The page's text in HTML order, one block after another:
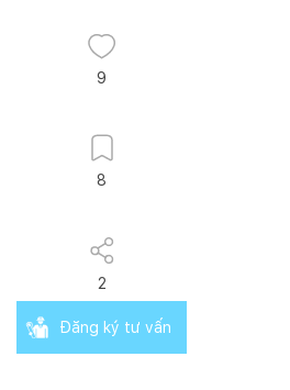
9
8
2
Đăng ký tư vấn